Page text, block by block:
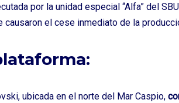
por la unidad especial “Alfa” del
causaron el cese inmediato de la
ubicada en el norte del Mar Caspio,